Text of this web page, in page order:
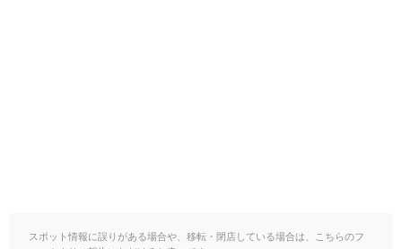
スポット情報に誤りがある場合や、移転・閉店している場合は、こちらのフ